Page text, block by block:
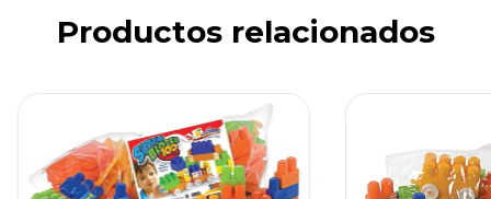
Productos relacionados